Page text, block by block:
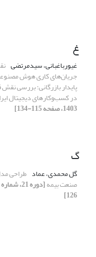
غ
غیورباغبانی، سیدمرتضی
جریان‌های کاری هوش
پایدار بازرگانی: بررسی
در کسب‌وکارهای دیجیتال
1403، صفحه 115-134]
گ
گل محمدی، عماد طراحی
صنعت بیمه
126]